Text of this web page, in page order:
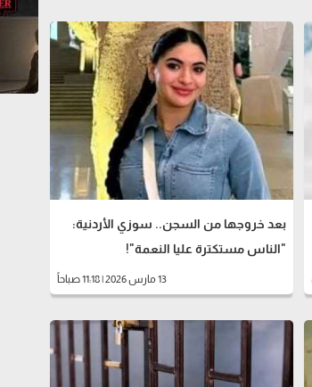
بعد خروجها من السجن.. سوزي الأردنية:
"الناس مستكترة عليا النعمة"!
13 مارس 2026 | 11:18 صباحاً